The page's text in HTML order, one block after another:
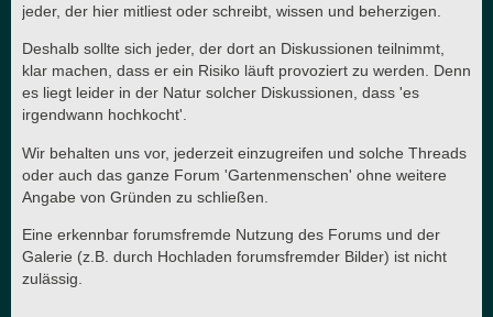
jeder, der hier mitliest oder schreibt, wissen und beherzigen.
Deshalb sollte sich jeder, der dort an Diskussionen teilnimmt,
klar machen, dass er ein Risiko läuft provoziert zu werden. Denn
es liegt leider in der Natur solcher Diskussionen, dass 'es
irgendwann hochkocht'.
Wir behalten uns vor, jederzeit einzugreifen und solche Threads
oder auch das ganze Forum 'Gartenmenschen' ohne weitere
Angabe von Gründen zu schließen.
Eine erkennbar forumsfremde Nutzung des Forums und der
Galerie (z.B. durch Hochladen forumsfremder Bilder) ist nicht
zulässig.